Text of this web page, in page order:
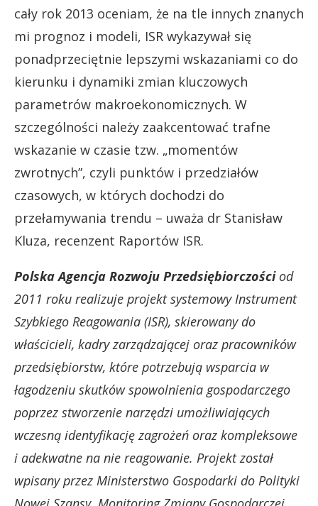
cały rok 2013 oceniam, że na tle innych znanych
mi prognoz i modeli, ISR wykazywał się
ponadprzeciętnie lepszymi wskazaniami co do
kierunku i dynamiki zmian kluczowych
parametrów makroekonomicznych. W
szczególności należy zaakcentować trafne
wskazanie w czasie tzw. „momentów
zwrotnych”, czyli punktów i przedziałów
czasowych, w których dochodzi do
przełamywania trendu – uważa dr Stanisław
Kluza, recenzent Raportów ISR.
Polska Agencja Rozwoju Przedsiębiorczości od
2011 roku realizuje projekt systemowy Instrument
Szybkiego Reagowania (ISR), skierowany do
właścicieli, kadry zarządzającej oraz pracowników
przedsiębiorstw, które potrzebują wsparcia w
łagodzeniu skutków spowolnienia gospodarczego
poprzez stworzenie narzędzi umożliwiających
wczesną identyfikację zagrożeń oraz kompleksowe
i adekwatne na nie reagowanie. Projekt został
wpisany przez Ministerstwo Gospodarki do Polityki